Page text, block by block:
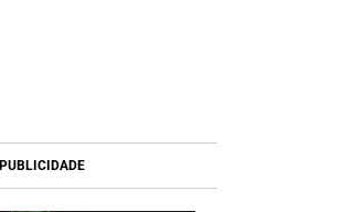
PUBLICIDADE